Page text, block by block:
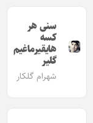
سنی هر
کسه
هایقیرماغیم
گلیر
شهرام گلکار